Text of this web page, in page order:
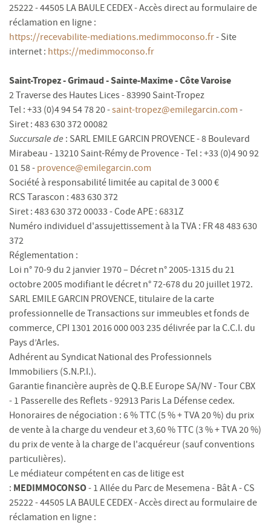
25222 - 44505 LA BAULE CEDEX - Accès direct au formulaire de
réclamation en ligne :
https://recevabilite-mediations.medimmoconso.fr- Site
internet : https://medimmoconso.fr
Saint-Tropez - Grimaud - Sainte-Maxime - Côte Varoise
2 Traverse des Hautes Lices - 83990 Saint-Tropez
Tel : +33 (0)4 94 54 78 20 -saint-tropez@emilegarcin.com -
Siret : 483 630 372 00082
Succursale de : SARL EMILE GARCIN PROVENCE - 8 Boulevard
Mirabeau - 13210 Saint-Rémy de Provence - Tel : +33 (0)4 90 92
01 58 - provence@emilegarcin.com
Société à responsabilité limitée au capital de 3 000 €
RCS Tarascon : 483 630 372
Siret : 483 630 372 00033 - Code APE : 6831Z
Numéro individuel d'assujettissement à la TVA : FR 48 483 630
372
Réglementation :
Loi n° 70-9 du 2 janvier 1970 – Décret n° 2005-1315 du 21
octobre 2005 modifiant le décret n° 72-678 du 20 juillet 1972.
SARL EMILE GARCIN PROVENCE, titulaire de la carte
professionnelle de Transactions sur immeubles et fonds de
commerce, CPI 1301 2016 000 003 235 délivrée par la C.C.I. du
Pays d’Arles.
Adhérent au Syndicat National des Professionnels
Immobiliers (S.N.P.I.).
Garantie financière auprès de Q.B.E Europe SA/NV - Tour CBX
- 1 Passerelle des Reflets - 92913 Paris La Défense cedex.
Honoraires de négociation : 6 % TTC (5 % + TVA 20 %) du prix
de vente à la charge du vendeur et 3,60 % TTC (3 % + TVA 20 %)
du prix de vente à la charge de l'acquéreur (sauf conventions
particulières).
Le médiateur compétent en cas de litige est
: MEDIMMOCONSO- 1 Allée du Parc de Mesemena - Bât A - CS
25222 - 44505 LA BAULE CEDEX - Accès direct au formulaire de
réclamation en ligne :